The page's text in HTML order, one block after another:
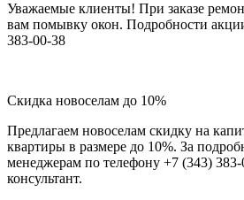
Уважаемые клиенты! При заказе
вам помывку окон. Подробности
383-00-38
Скидка новоселам до 10%
Предлагаем новоселам скидку на
квартиры в размере до 10%. За
менеджерам по телефону +7 (343)
консультант.